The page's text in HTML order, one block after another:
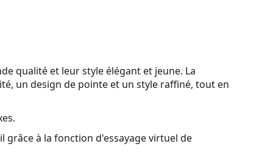
qualité et leur style élégant et jeune. La
un design de pointe et un style raffiné, tout en
grâce à la fonction d'essayage virtuel de